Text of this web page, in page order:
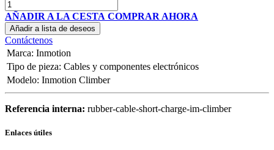
AÑADIR A LA CESTA COMPRAR AHORA
Añadir a lista de deseos
Contáctenos
Marca: Inmotion
Tipo de pieza: Cables y componentes electrónicos
Modelo: Inmotion Climber
Referencia interna: rubber-cable-short-charge-im-climber
Enlaces útiles